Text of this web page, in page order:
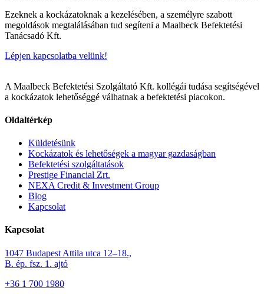
Ezeknek a kockázatoknak a kezelésében, a személyre szabott
megoldások megtalálásában tud segíteni a Maalbeck Befektetési
Tanácsadó Kft.
Lépjen kapcsolatba velünk!
A Maalbeck Befektetési Szolgáltató Kft. kollégái tudása segítségével
a kockázatok lehetőséggé válhatnak a befektetési piacokon.
Oldaltérkép
Küldetésünk
Kockázatok és lehetőségek a magyar gazdaságban
Befektetési szolgáltatások
Prestige Financial Zrt.
NEXA Credit & Investment Group
Blog
Kapcsolat
Kapcsolat
1047 Budapest Attila utca 12–18.,
B. ép. fsz. 1. ajtó
+36 1 700 1980